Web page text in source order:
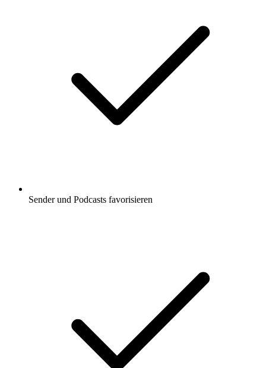
Sender und Podcasts favorisieren